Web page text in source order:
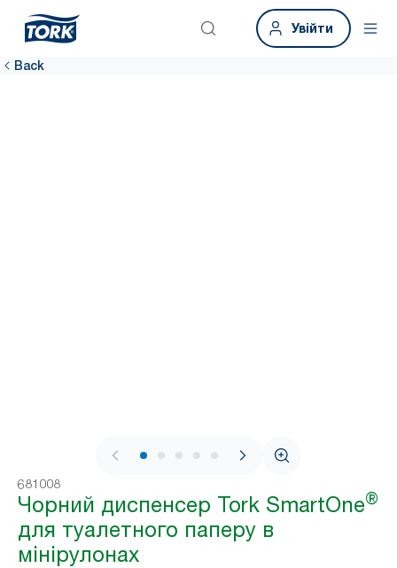
Увійти
Back
1 / 9
681008
Чорний диспенсер Tork SmartOne®
для туалетного паперу в
мінірулонах